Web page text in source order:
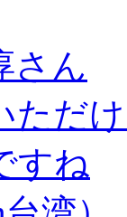
さん
ただ
すね